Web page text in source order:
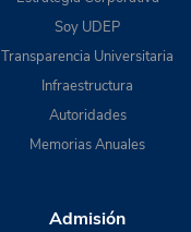
Soy UDEP
Transparencia Universitaria
Infraestructura
Autoridades
Memorias Anuales
Admisión